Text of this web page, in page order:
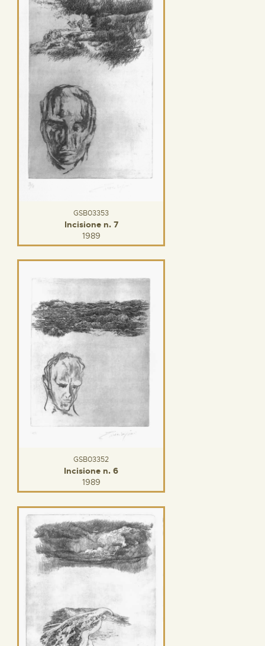
GSB03353
Incisione n. 7
1989
GSB03352
Incisione n. 6
1989